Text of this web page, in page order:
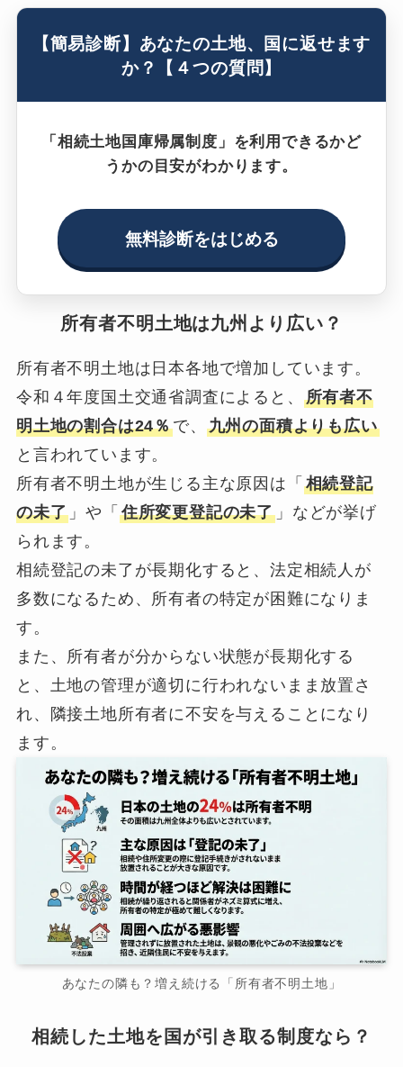
【簡易診断】あなたの土地、国に返せます
か？【４つの質問】
「相続土地国庫帰属制度」を利用できるかど
うかの目安がわかります。
無料診断をはじめる
所有者不明土地は九州より広い？
所有者不明土地は日本各地で増加しています。
令和４年度国土交通省調査によると、 所有者不
明土地の割合は24％で、 九州の面積よりも広い
と言われています。
所有者不明土地が生じる主な原因は「 相続登記
の未了 」や「 住所変更登記の未了 」などが挙げ
られます。
相続登記の未了が長期化すると、法定相続人が
多数になるため、所有者の特定が困難になりま
す。
また、所有者が分からない状態が長期化する
と、土地の管理が適切に行われないまま放置さ
れ、隣接土地所有者に不安を与えることになり
ます。
あなたの隣も？増え続ける「所有者不明土地」
相続した土地を国が引き取る制度なら？